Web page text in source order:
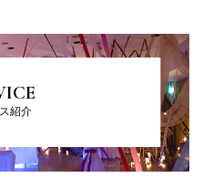
紹介